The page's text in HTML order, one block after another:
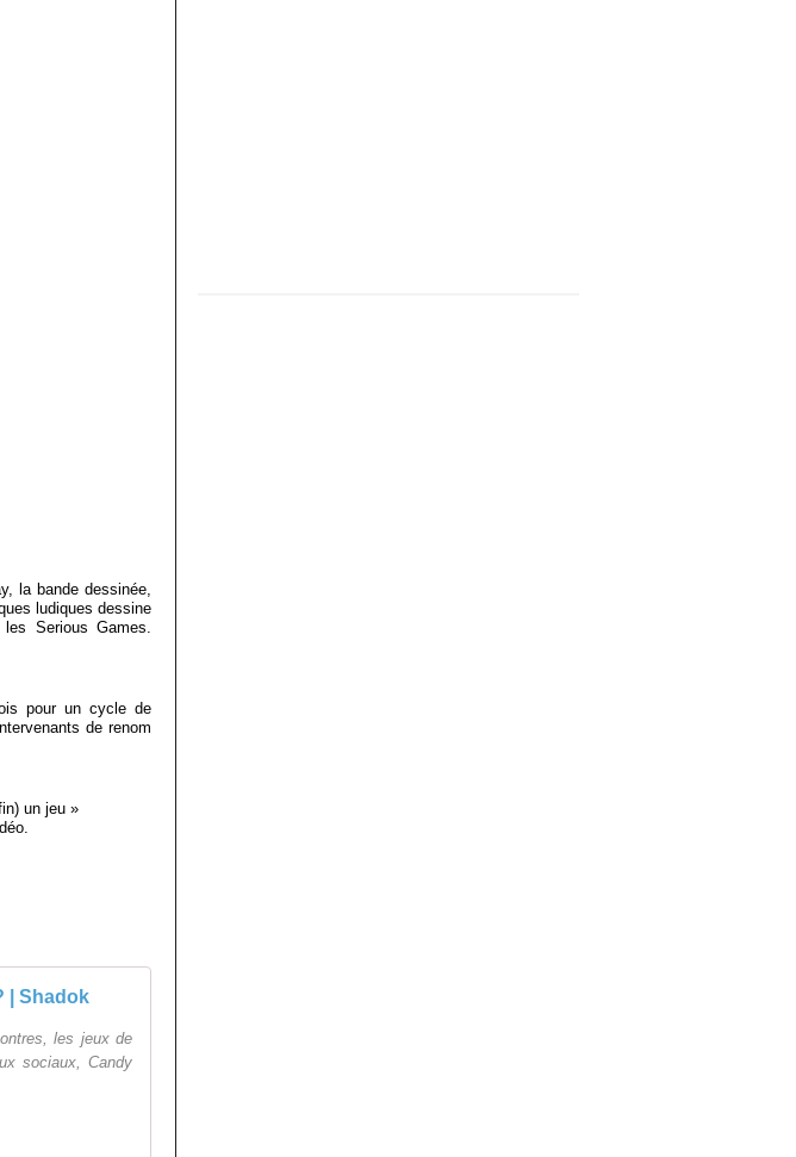
la bande dessinée,
ludiques dessine
Serious Games.
pour un cycle de
de renom
un jeu »
| Shadok
les jeux de
sociaux, Candy